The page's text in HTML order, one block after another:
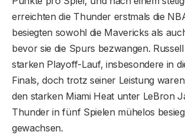
erreichten die Thunder erstmals die
besiegten sowohl die Mavericks als
bevor sie die Spurs bezwangen.
starken Playoff-Lauf, insbesondere in
Finals, doch trotz seiner Leistung
den starken Miami Heat unter LeBron
Thunder in fünf Spielen mühelos
gewachsen.